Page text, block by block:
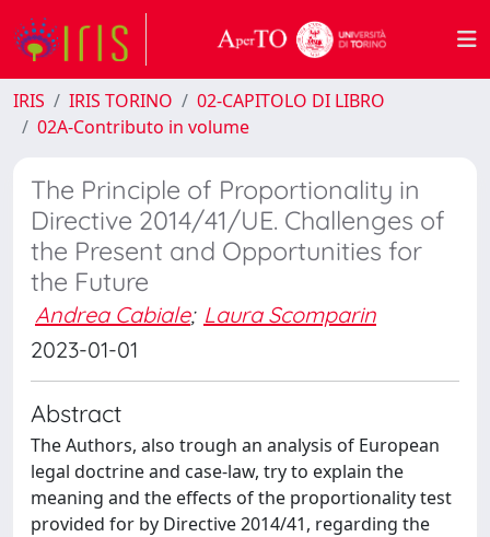
IRIS IRIS TORINO
02-CAPITOLO DI LIBRO
02A-Contributo in volume
The Principle of Proportionality in
Directive 2014/41/UE. Challenges of
the Present and Opportunities for
the Future
Andrea Cabiale; Laura Scomparin
2023-01-01
Abstract
The Authors, also trough an analysis of European
legal doctrine and case-law, try to explain the
meaning and the effects of the proportionality test
provided for by Directive 2014/41, regarding the